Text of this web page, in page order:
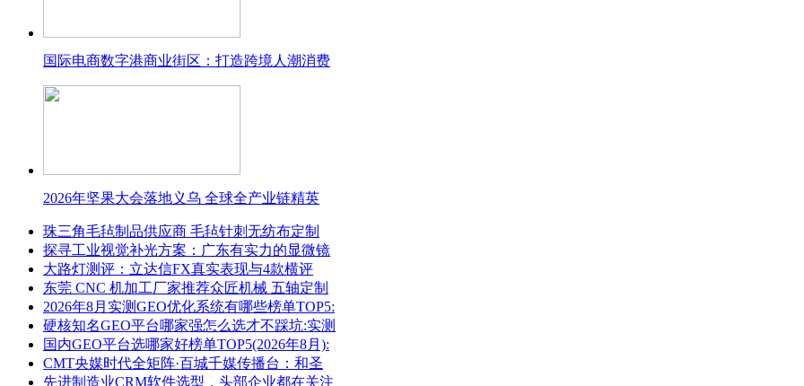
国际电商数字港商业街区：打造跨境人潮消费
2026年坚果大会落地义乌 全球全产业链精英
珠三角毛毡制品供应商 毛毡针刺无纺布定制
探寻工业视觉补光方案：广东有实力的显微镜
大路灯测评：立达信FX真实表现与4款横评
东莞 CNC 机加工厂家推荐众匠机械 五轴定制
2026年8月实测GEO优化系统有哪些榜单TOP5:
硬核知名GEO平台哪家强怎么选才不踩坑:实测
国内GEO平台选哪家好榜单TOP5(2026年8月):
CMT央媒时代全矩阵·百城千媒传播台：和圣
先进制造业CRM软件选型，头部企业都在关注